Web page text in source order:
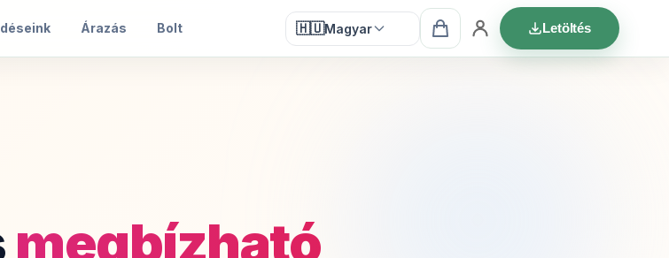
Árazás Bolt 🇭🇺Magyar Letöltés
megbízható